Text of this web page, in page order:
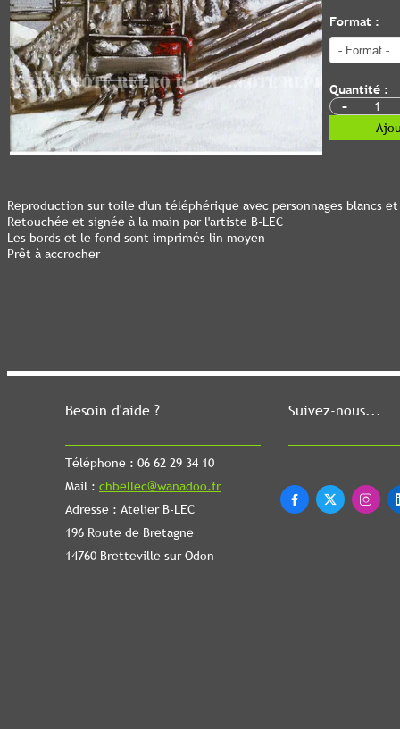
Besoin d'aide ?
Téléphone : 06 62 29 34 10
Mail : chbellec@wanadoo.fr
Adresse : Atelier B-LEC
196 Route de Bretagne
14760 Bretteville sur Odon
Suivez-nous...
  
Format :
Quantité :
-
Reproduction sur toile d'un téléphérique avec personnages blancs
Retouchée et signée à la main par l'artiste B-LEC
Les bords et le fond sont imprimés lin moyen
Prêt à accrocher